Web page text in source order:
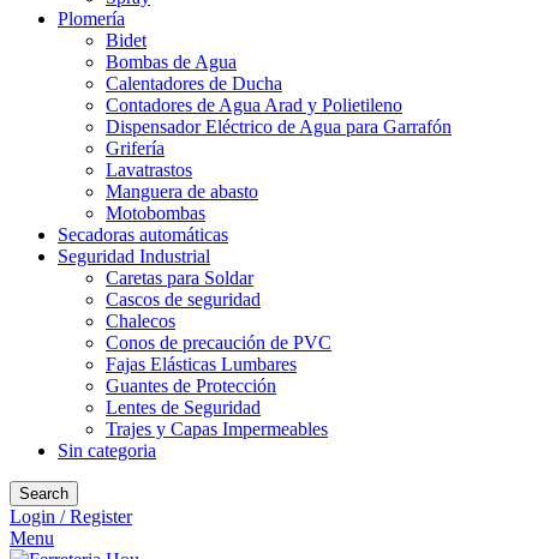
Plomería
Bidet
Bombas de Agua
Calentadores de Ducha
Contadores de Agua Arad y Polietileno
Dispensador Eléctrico de Agua para Garrafón
Grifería
Lavatrastos
Manguera de abasto
Motobombas
Secadoras automáticas
Seguridad Industrial
Caretas para Soldar
Cascos de seguridad
Chalecos
Conos de precaución de PVC
Fajas Elásticas Lumbares
Guantes de Protección
Lentes de Seguridad
Trajes y Capas Impermeables
Sin categoria
Search
Login / Register
Menu